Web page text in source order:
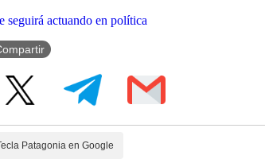
Patagonia en Google